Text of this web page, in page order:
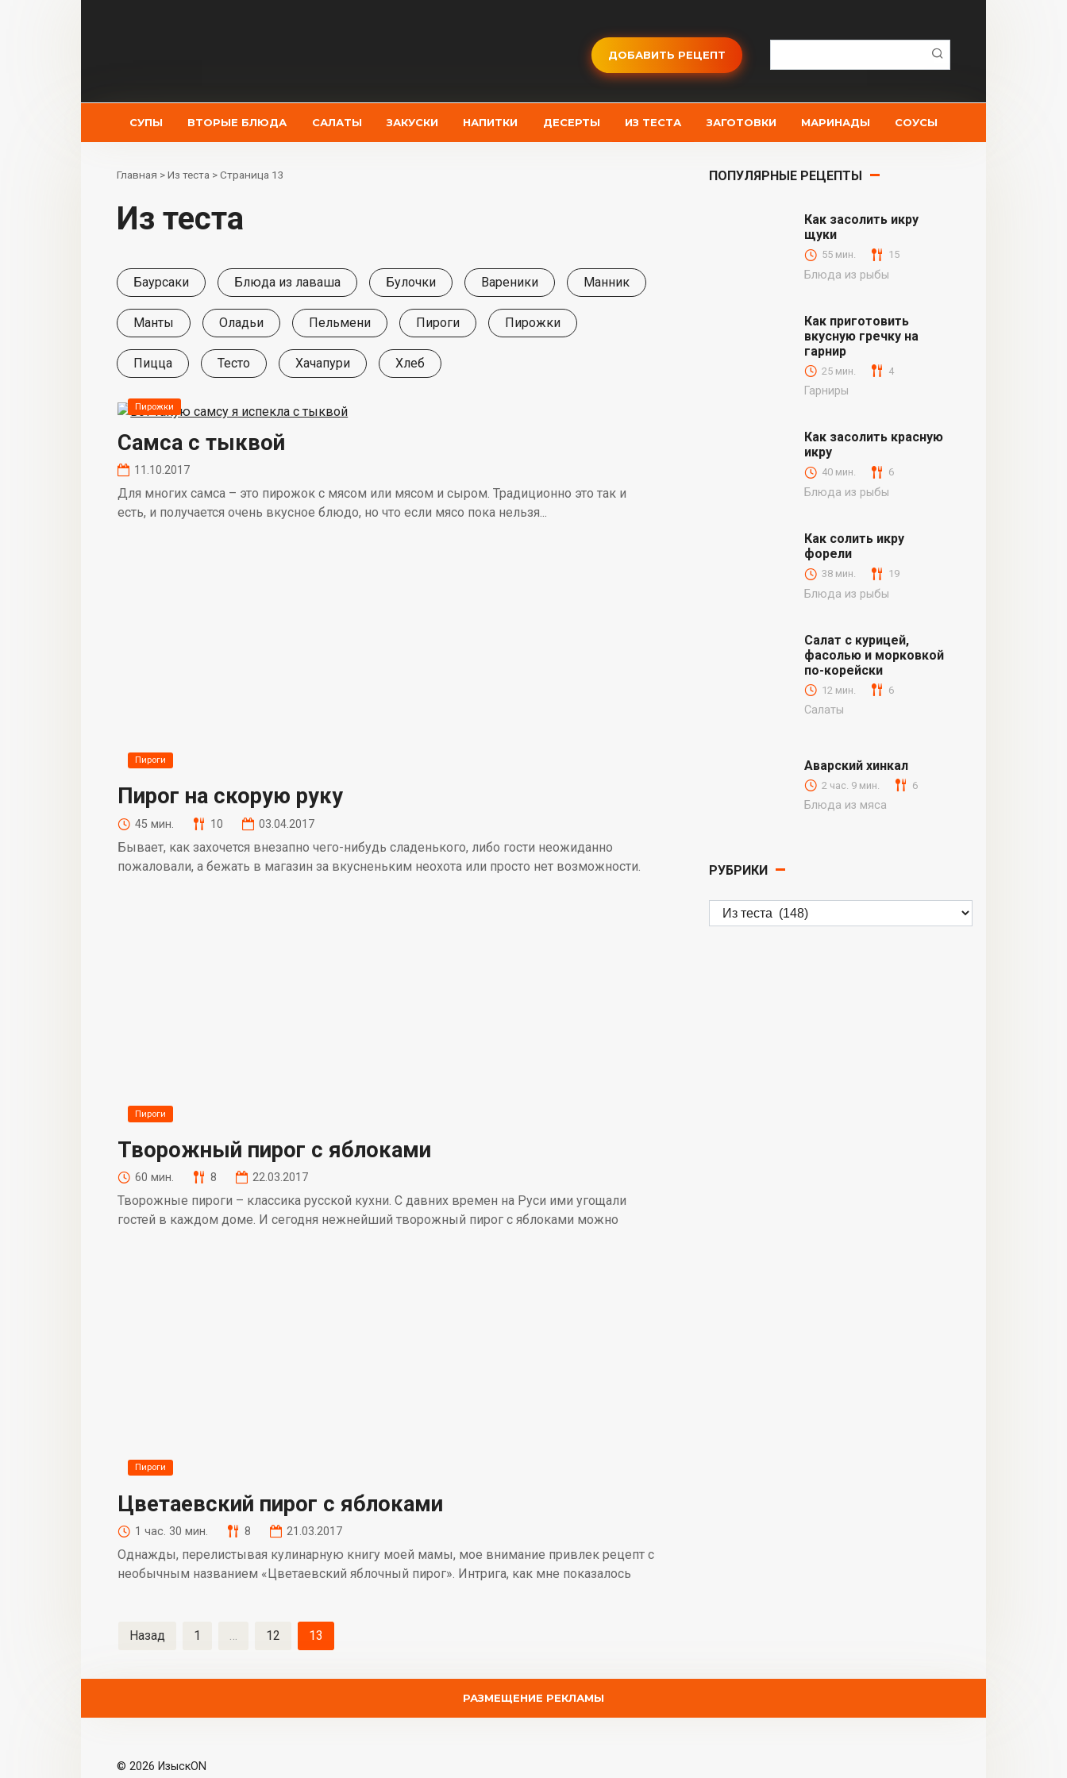
ДОБАВИТЬ РЕЦЕПТ
СУПЫ ВТОРЫЕ БЛЮДА САЛАТЫ ЗАКУСКИ НАПИТКИ ДЕСЕРТЫ ИЗ ТЕСТА ЗАГОТОВКИ МАРИНАДЫ СОУСЫ
Главная >Из теста >Страница 13
Из теста
Баурсаки Блюда из лаваша Булочки Вареники Манник
Манты Оладьи Пельмени Пироги Пирожки
Пицца Тесто Хачапури Хлеб
Пирожки
Самса с тыквой
11.10.2017
Для многих самса – это пирожок с мясом или мясом и сыром. Традиционно это так и
есть, и получается очень вкусное блюдо, но что если мясо пока нельзя...
Пироги
Пирог на скорую руку
45 мин. 10 03.04.2017
Бывает, как захочется внезапно чего-нибудь сладенького, либо гости неожиданно
пожаловали, а бежать в магазин за вкусненьким неохота или просто нет возможности.
Пироги
Творожный пирог с яблоками
60 мин. 8 22.03.2017
Творожные пироги – классика русской кухни. С давних времен на Руси ими угощали
гостей в каждом доме. И сегодня нежнейший творожный пирог с яблоками можно
Пироги
Цветаевский пирог с яблоками
1 час. 30 мин. 8 21.03.2017
Однажды, перелистывая кулинарную книгу моей мамы, мое внимание привлек рецепт с
необычным названием «Цветаевский яблочный пирог». Интрига, как мне показалось
Навигация
Назад 1 … 12 13
ПОПУЛЯРНЫЕ РЕЦЕПТЫ
Как засолить икру
щуки
55 мин. 15
Блюда из рыбы
Как приготовить
вкусную гречку на
гарнир
25 мин. 4
Гарниры
Как засолить красную
икру
40 мин. 6
Блюда из рыбы
Как солить икру
форели
38 мин. 19
Блюда из рыбы
Салат с курицей,
фасолью и морковкой
по-корейски
12 мин. 6
Салаты
Аварский хинкал
2 час. 9 мин. 6
Блюда из мяса
РУБРИКИ
Рубрики
РАЗМЕЩЕНИЕ РЕКЛАМЫ
© 2026 ИзыскON